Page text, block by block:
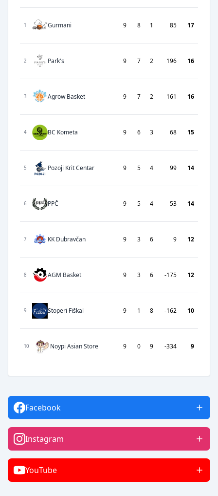
1 Gurmani 9 8 1 85 17
2 Park's 9 7 2 196 16
3 Agrow Basket 9 7 2 161 16
4 BC Kometa 9 6 3 68 15
5 Pozoji Krit Centar 9 5 4 99 14
6 PPČ 9 5 4 53 14
7 KK Dubravčan 9 3 6 9 12
8 AGM Basket 9 3 6 -175 12
9 Stoperi Fiškal 9 1 8 -162 10
10 Noypi Asian Store 9 0 9 -334 9
Facebook
Instagram
YouTube